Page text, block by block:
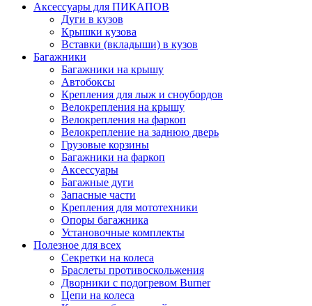
Аксессуары для ПИКАПОВ
Дуги в кузов
Крышки кузова
Вставки (вкладыши) в кузов
Багажники
Багажники на крышу
Автобоксы
Крепления для лыж и сноубордов
Велокрепления на крышу
Велокрепления на фаркоп
Велокрепление на заднюю дверь
Грузовые корзины
Багажники на фаркоп
Аксессуары
Багажные дуги
Запасные части
Крепления для мототехники
Опоры багажника
Установочные комплекты
Полезное для всех
Секретки на колеса
Браслеты противоскольжения
Дворники с подогревом Burner
Цепи на колеса